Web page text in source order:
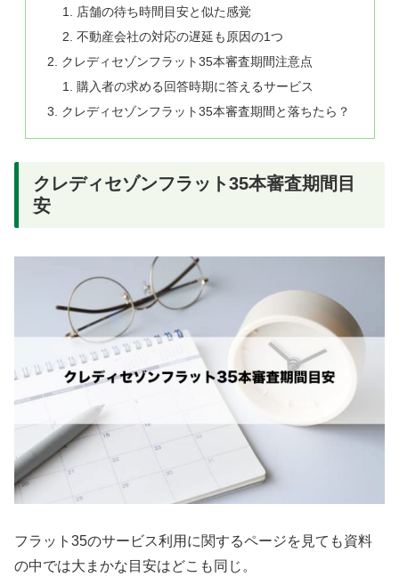
店舗の待ち時間目安と似た感覚
不動産会社の対応の遅延も原因の1つ
クレディセゾンフラット35本審査期間注意点
購入者の求める回答時期に答えるサービス
クレディセゾンフラット35本審査期間と落ちたら？
クレディセゾンフラット35本審査期間目
安
フラット35のサービス利用に関するページを見ても資料
の中では大まかな目安はどこも同じ。